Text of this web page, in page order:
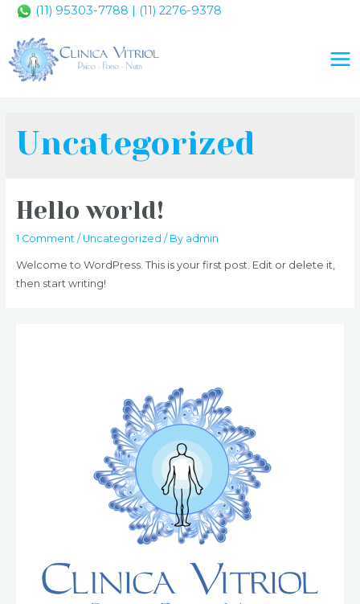
Skip
content
(11) 95303-7788 | (11) 2276-9378
Uncategorized
Hello world!
1 Comment / Uncategorized / By admin
Welcome to WordPress. This is your first post. Edit or delete it,
then start writing!